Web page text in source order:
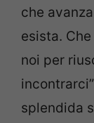
che
esista.
noi per
splendida